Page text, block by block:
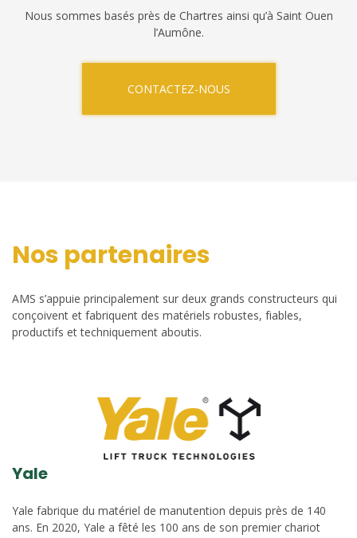
Nous sommes basés près de Chartres ainsi qu’à Saint Ouen
l’Aumône.
CONTACTEZ-NOUS
Nos partenaires
AMS s’appuie principalement sur deux grands constructeurs qui
conçoivent et fabriquent des matériels robustes, fiables,
productifs et techniquement aboutis.
Yale
Yale fabrique du matériel de manutention depuis près de 140
ans. En 2020, Yale a fêté les 100 ans de son premier chariot